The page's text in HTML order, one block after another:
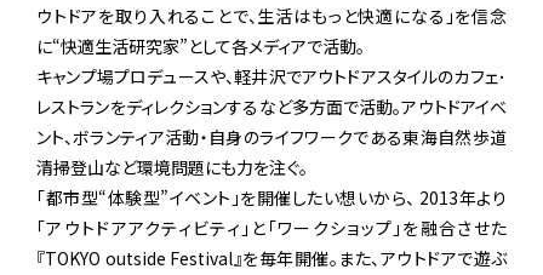
ウトドアを取り入れることで、生活はもっと快適になる」を信念
に“快適生活研究家”として各メディアで活動。
キャンプ場プロデュースや、軽井沢でアウトドアスタイルのカフェ･
レストランをディレクションするなど多方面で活動。アウトドアイベ
ント、ボランティア活動・自身のライフワークである東海自然歩道
清掃登山など環境問題にも力を注ぐ。
「都市型“体験型”イベント」を開催したい想いから、 2013年より
「アウトドアアクティビティ」と「ワークショップ」を融合させた
『TOKYO outside Festival』を毎年開催。また、アウトドアで遊ぶ